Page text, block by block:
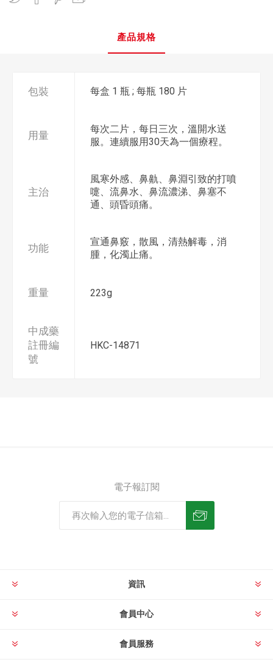
產品規格
包裝 每盒 1 瓶 ; 每瓶 180 片
用量
每次二片，每日三次，溫開水送
服。連續服用30天為一個療程。
主治
風寒外感、鼻鼽、鼻淵引致的打噴
嚏、流鼻水、鼻流濃涕、鼻塞不
通、頭昏頭痛。
功能
宣通鼻竅，散風，清熱解毒，消
腫，化濁止痛。
重量 223g
中成藥
註冊編
號
HKC-14871
電子報訂閱
資訊
會員中心
會員服務